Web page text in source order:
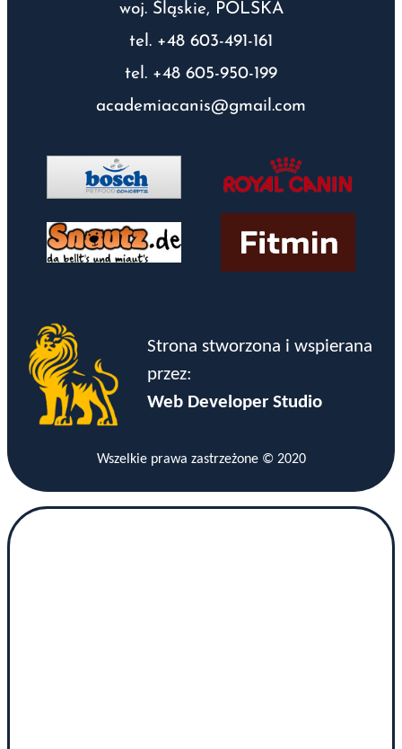
woj. Śląskie, POLSKA
tel. +48 603-491-161
tel. +48 605-950-199
academiacanis@gmail.com
Strona stworzona i wspierana
przez:
Web Developer Studio
Wszelkie prawa zastrzeżone © 2020